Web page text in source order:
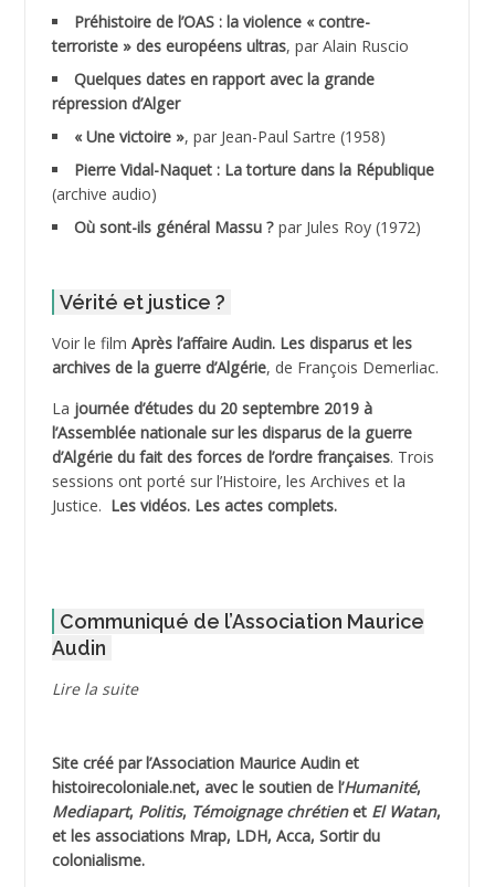
ADDAD
ADDALA Boualem*
ADDANE
ADDECHE Rachid
ADELIOUAT Vve AIT SAADA
ADJANI Khaled
ADJAOUT
ADNI Mohamed Akli
ADOUL Arab *
AGOULMINE
AHLOUCHE Mabrouk *
AIBLIED Ahmed
Préhistoire de l’OAS : la violence « contre-
terroriste » des européens ultras, par Alain Ruscio
Quelques dates en rapport avec la grande
répression d’Alger
« Une victoire », par Jean-Paul Sartre (1958)
Pierre Vidal-Naquet : La torture dans la République
(archive audio)
Où sont-ils général Massu ? par Jules Roy (1972)
Vérité et justice ?
Voir le film Après l’affaire Audin. Les disparus et les
archives de la guerre d’Algérie, de François Demerliac.
La journée d’études du 20 septembre 2019 à
l’Assemblée nationale sur les disparus de la guerre
d’Algérie du fait des forces de l’ordre françaises. Trois
sessions ont porté sur l’Histoire, les Archives et la
Justice. Les vidéos. Les actes complets.
Communiqué de l’Association Maurice
Audin
Lire la suite
Site créé par l’Association Maurice Audinet
histoirecoloniale.net, avec le soutien de l’Humanité,
Mediapart, Politis, Témoignage chrétienet El Watan,
et les associations Mrap, LDH, Acca, Sortir du
colonialisme.